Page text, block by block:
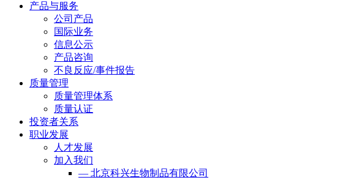
产品与服务
公司产品
国际业务
信息公示
产品咨询
不良反应/事件报告
质量管理
质量管理体系
质量认证
投资者关系
职业发展
人才发展
加入我们
— 北京科兴生物制品有限公司